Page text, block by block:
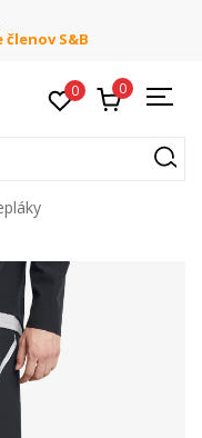
S&B
0 0